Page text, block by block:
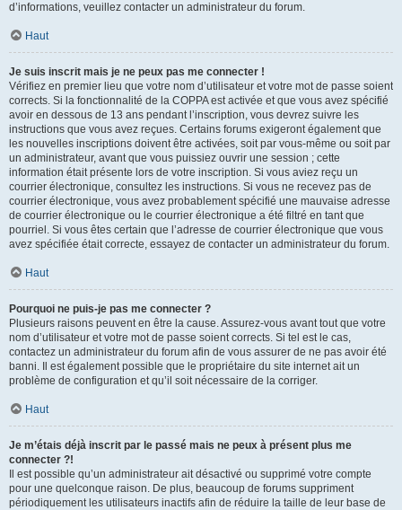
d’informations, veuillez contacter un administrateur du forum.
Haut
Je suis inscrit mais je ne peux pas me connecter !
Vérifiez en premier lieu que votre nom d’utilisateur et votre mot de passe soient
corrects. Si la fonctionnalité de la COPPA est activée et que vous avez spécifié
avoir en dessous de 13 ans pendant l’inscription, vous devrez suivre les
instructions que vous avez reçues. Certains forums exigeront également que
les nouvelles inscriptions doivent être activées, soit par vous-même ou soit par
un administrateur, avant que vous puissiez ouvrir une session ; cette
information était présente lors de votre inscription. Si vous aviez reçu un
courrier électronique, consultez les instructions. Si vous ne recevez pas de
courrier électronique, vous avez probablement spécifié une mauvaise adresse
de courrier électronique ou le courrier électronique a été filtré en tant que
pourriel. Si vous êtes certain que l’adresse de courrier électronique que vous
avez spécifiée était correcte, essayez de contacter un administrateur du forum.
Haut
Pourquoi ne puis-je pas me connecter ?
Plusieurs raisons peuvent en être la cause. Assurez-vous avant tout que votre
nom d’utilisateur et votre mot de passe soient corrects. Si tel est le cas,
contactez un administrateur du forum afin de vous assurer de ne pas avoir été
banni. Il est également possible que le propriétaire du site internet ait un
problème de configuration et qu’il soit nécessaire de la corriger.
Haut
Je m’étais déjà inscrit par le passé mais ne peux à présent plus me
connecter ?!
Il est possible qu’un administrateur ait désactivé ou supprimé votre compte
pour une quelconque raison. De plus, beaucoup de forums suppriment
périodiquement les utilisateurs inactifs afin de réduire la taille de leur base de